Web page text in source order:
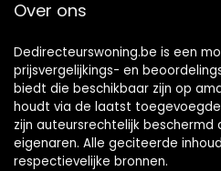
Over ons
Dedirecteurswoning.be is een
prijsvergelijkings- en
biedt die beschikbaar zijn op
houdt via de laatst
zijn auteursrechtelijk beschermd
eigenaren. Alle geciteerde
respectievelijke bronnen.